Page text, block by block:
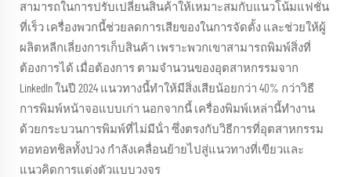
สามารถในการปรับเปลี่ยนสินค้าให้เหมาะสมกับแนวโน้มแฟชั่น
ที่เร็ว เครื่องพวกนี้ช่วยลดการเสียของในการจัดตั้ง และช่วยให้ผู้
ผลิตหลีกเลี่ยงการเก็บสินค้า เพราะพวกเขาสามารถพิมพ์สิ่งที่
ต้องการได้ เมื่อต้องการ ตามจํานวนของอุตสาหกรรมจาก
LinkedIn ในปี 2024 แนวทางนี้ทําให้มีสิ่งเสียน้อยกว่า 40% กว่าวิธี
การพิมพ์หน้าจอแบบเก่า นอกจากนี้ เครื่องพิมพ์เหล่านี้ทํางาน
ด้วยกระบวนการพิมพ์ที่ไม่มีน้ํา ซึ่งตรงกับวิธีการที่อุตสาหกรรม
ทอทอทชิลทั้งปวง กําลังเคลื่อนย้ายไปสู่แนวทางที่เขียวและ
แนวคิดการแต่งตัวแบบวงจร